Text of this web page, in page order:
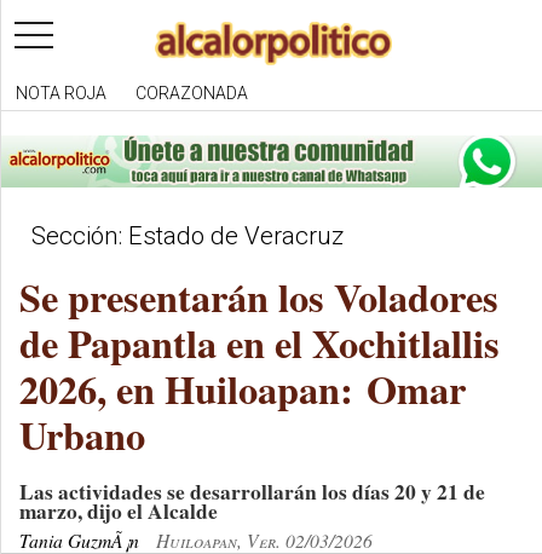
toggle
navigation
NOTA ROJA CORAZONADA
Sección: Estado de Veracruz
Se presentarán los Voladores
de Papantla en el Xochitlallis
2026, en Huiloapan: Omar
Urbano
Las actividades se desarrollarán los días 20 y 21 de
marzo, dijo el Alcalde
Tania GuzmÃ¡n Huiloapan, Ver. 02/03/2026